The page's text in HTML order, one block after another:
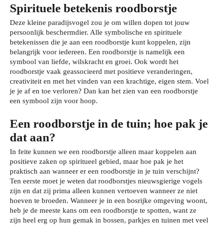
Spirituele betekenis roodborstje
Deze kleine paradijsvogel zou je om willen dopen tot jouw
persoonlijk beschermdier. Alle symbolische en spirituele
betekenissen die je aan een roodborstje kunt koppelen, zijn
belangrijk voor iedereen. Een roodborstje is namelijk een
symbool van liefde, wilskracht en groei. Ook wordt het
roodborstje vaak geassocieerd met positieve veranderingen,
creativiteit en met het vinden van een krachtige, eigen stem. Voel
je je af en toe verloren? Dan kan het zien van een roodborstje
een symbool zijn voor hoop.
Een roodborstje in de tuin; hoe pak je
dat aan?
In feite kunnen we een roodborstje alleen maar koppelen aan
positieve zaken op spiritueel gebied, maar hoe pak je het
praktisch aan wanneer er een roodborstje in je tuin verschijnt?
Ten eerste moet je weten dat roodborstjes nieuwsgierige vogels
zijn en dat zij prima alleen kunnen vertoeven wanneer ze niet
hoeven te broeden. Wanneer je in een bosrijke omgeving woont,
heb je de meeste kans om een roodborstje te spotten, want ze
zijn heel erg op hun gemak in bossen, parkjes en tuinen met veel